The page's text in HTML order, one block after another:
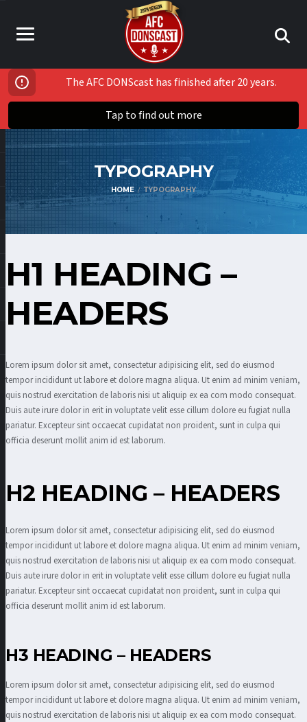
The AFC DONScast has finished after 20 years.
Tap to find out more
TYPOGRAPHY
HOME TYPOGRAPHY
H1 HEADING –
HEADERS
Lorem ipsum dolor sit amet, consectetur adipisicing elit, sed do eiusmod
tempor incididunt ut labore et dolore magna aliqua. Ut enim ad minim veniam,
quis nostrud exercitation de laboris nisi ut aliquip ex ea com modo consequat.
Duis aute irure dolor in erit in voluptate velit esse cillum dolore eu fugiat nulla
pariatur. Excepteur sint occaecat cupidatat non proident, sunt in culpa qui
officia deserunt mollit anim id est laborum.
H2 HEADING – HEADERS
Lorem ipsum dolor sit amet, consectetur adipisicing elit, sed do eiusmod
tempor incididunt ut labore et dolore magna aliqua. Ut enim ad minim veniam,
quis nostrud exercitation de laboris nisi ut aliquip ex ea com modo consequat.
Duis aute irure dolor in erit in voluptate velit esse cillum dolore eu fugiat nulla
pariatur. Excepteur sint occaecat cupidatat non proident, sunt in culpa qui
officia deserunt mollit anim id est laborum.
H3 HEADING – HEADERS
Lorem ipsum dolor sit amet, consectetur adipisicing elit, sed do eiusmod
tempor incididunt ut labore et dolore magna aliqua. Ut enim ad minim veniam,
quis nostrud exercitation de laboris nisi ut aliquip ex ea com modo consequat.